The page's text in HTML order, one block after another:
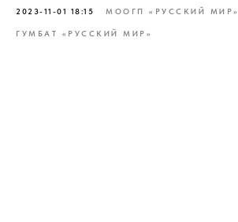
2023-11-01 18:15 МООГП «РУССКИЙ МИР»
ГУМБАТ «РУССКИЙ МИР»